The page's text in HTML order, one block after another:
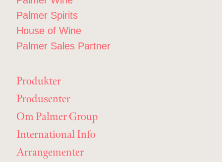
Palmer Spirits
House of Wine
Palmer Sales Partner
Produkter
Produsenter
Om Palmer Group
International Info
Arrangementer